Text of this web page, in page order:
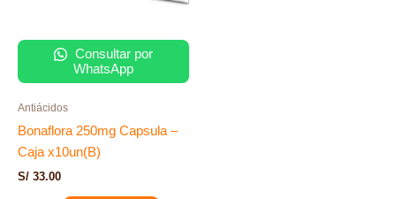
Consultar por
WhatsApp
Antiácidos
Bonaflora 250mg Capsula –
Caja x10un(B)
S/ 33.00